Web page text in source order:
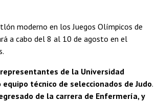
moderno en los Juegos Olímpicos de
a cabo del 8 al 10 de agosto en el
de la Universidad
técnico de seleccionados de Judo.
de la carrera de Enfermería, y